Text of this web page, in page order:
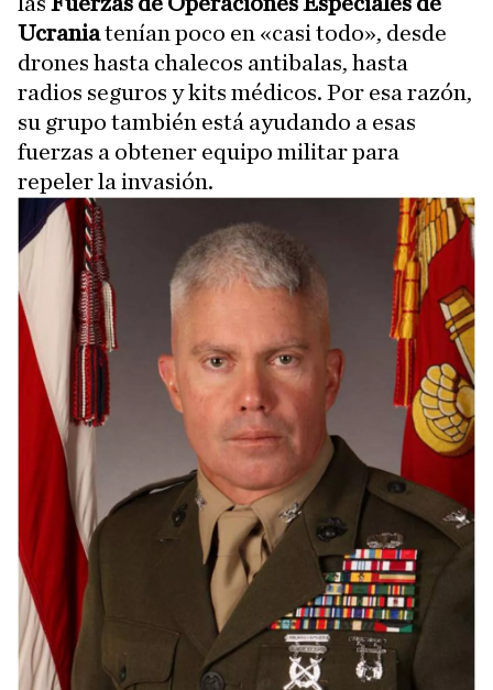
Ucraniatenían poco en «casi todo», desde
drones hasta chalecos antibalas, hasta
radios seguros y kits médicos. Por esa razón,
su grupo también está ayudando a esas
fuerzas a obtener equipo militar para
repeler la invasión.